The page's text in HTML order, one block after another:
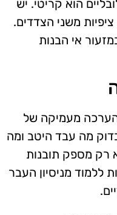
הוא קריטי. יש
משני הצדדים.
אי הבנות
מעמיקה של
מה עבד היטב ומה
רק מספק תובנות
מניסיון העבר